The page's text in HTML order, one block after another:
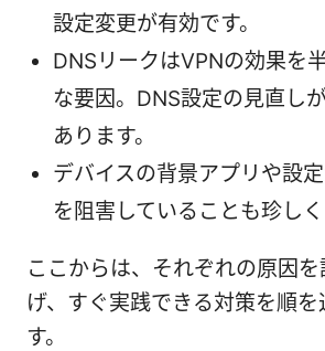
設定変更が有効です。
DNSリークはVPNの効果を
な要因。DNS設定の見直し
あります。
デバイスの背景アプリや設
を阻害していることも珍しく
ここからは、それぞれの原因
げ、すぐ実践できる対策を順を
す。